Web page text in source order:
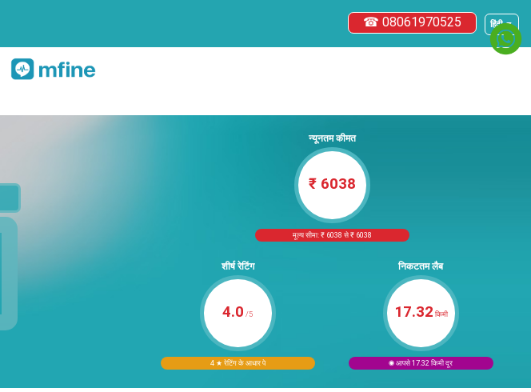
हिंदी ▼
☎ 08061970525
न्यूनतम कीमत
₹ 6038
मूल्य सीमा: ₹ 6038 से ₹ 6038
शीर्ष रेटिंग
4.0 /5
4 ★ रेटिंग के आधार पे
निकटतम लैब
17.32 किमी
◉ आपसे 17.32 किमी दूर